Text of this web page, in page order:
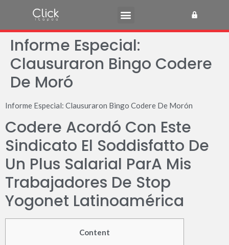
Informe Especial:
Clausuraron Bingo Codere
De Moró
Informe Especial: Clausuraron Bingo Codere De Morón
Codere Acordó Con Este
Sindicato El Soddisfatto De
Un Plus Salarial ParA Mis
Trabajadores De Stop
Yogonet Latinoamérica
Content